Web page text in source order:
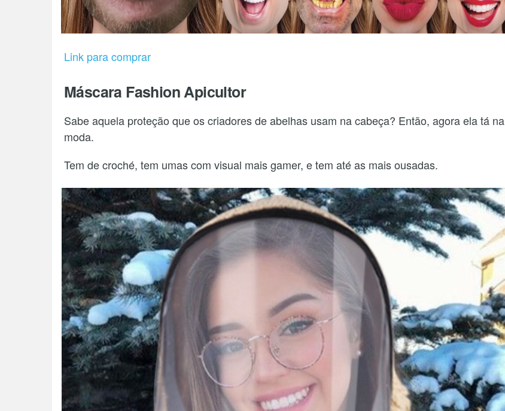
Link para comprar
Máscara Fashion Apicultor
Sabe aquela proteção que os criadores de abelhas usam na cabeça? Então, agora ela tá na
moda.
Tem de croché, tem umas com visual mais gamer, e tem até as mais ousadas.